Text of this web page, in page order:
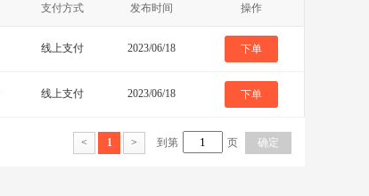
支付方式 发布时间 操作
线上支付 2023/06/18 下单
线上支付 2023/06/18 下单
< 1 > 到第 页 确定